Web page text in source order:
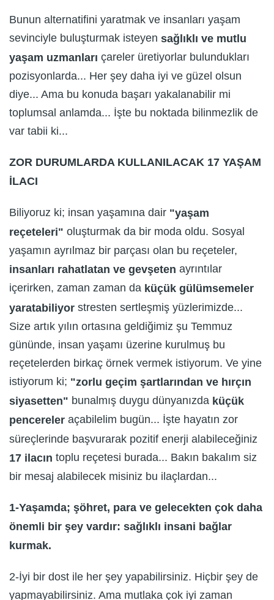
Bunun alternatifini yaratmak ve insanları yaşam
sevinciyle buluşturmak isteyen sağlıklı ve mutlu
yaşam uzmanları çareler üretiyorlar bulundukları
pozisyonlarda... Her şey daha iyi ve güzel olsun
diye... Ama bu konuda başarı yakalanabilir mi
toplumsal anlamda... İşte bu noktada bilinmezlik de
var tabii ki...
ZOR DURUMLARDA KULLANILACAK 17 YAŞAM
İLACI
Biliyoruz ki; insan yaşamına dair "yaşam
reçeteleri" oluşturmak da bir moda oldu. Sosyal
yaşamın ayrılmaz bir parçası olan bu reçeteler,
insanları rahatlatan ve gevşeten ayrıntılar
içerirken, zaman zaman da küçük gülümsemeler
yaratabiliyor stresten sertleşmiş yüzlerimizde...
Size artık yılın ortasına geldiğimiz şu Temmuz
gününde, insan yaşamı üzerine kurulmuş bu
reçetelerden birkaç örnek vermek istiyorum. Ve yine
istiyorum ki; "zorlu geçim şartlarından ve hırçın
siyasetten" bunalmış duygu dünyanızda küçük
pencereler açabilelim bugün... İşte hayatın zor
süreçlerinde başvurarak pozitif enerji alabileceğiniz
17 ilacın toplu reçetesi burada... Bakın bakalım siz
bir mesaj alabilecek misiniz bu ilaçlardan...
1-Yaşamda; şöhret, para ve gelecekten çok daha
önemli bir şey vardır: sağlıklı insani bağlar
kurmak.
2-İyi bir dost ile her şey yapabilirsiniz. Hiçbir şey de
yapmayabilirsiniz. Ama mutlaka çok iyi zaman